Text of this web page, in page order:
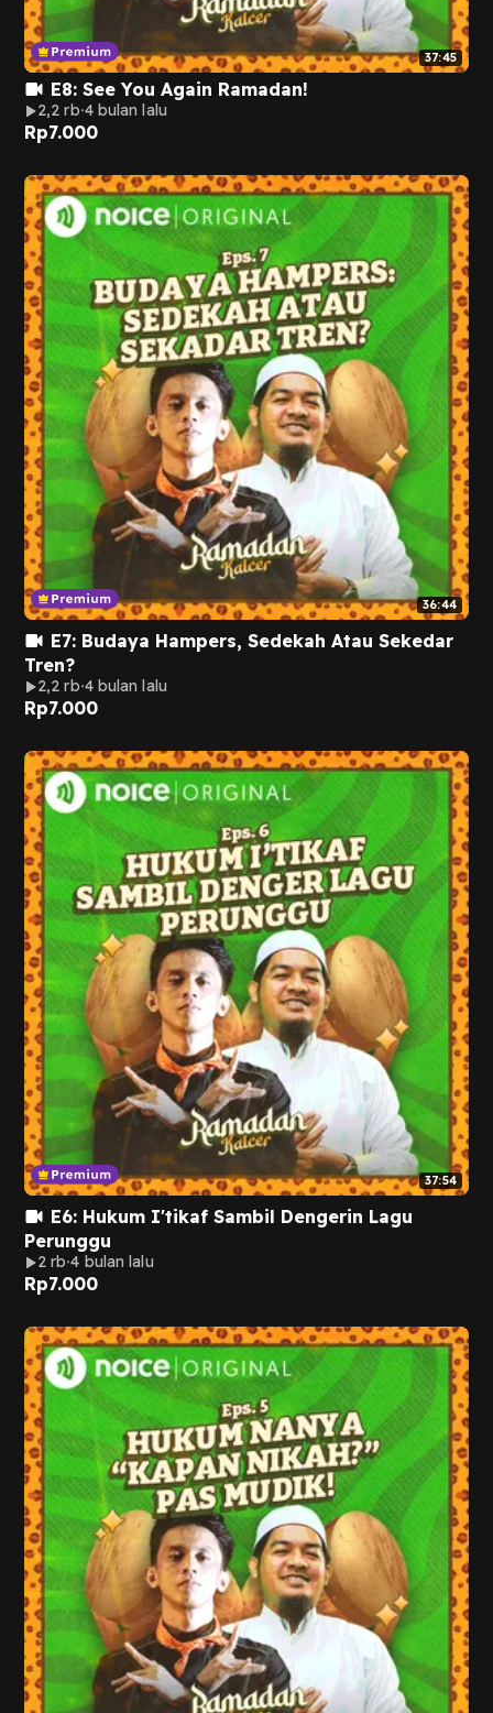
37:45
E8: See You Again Ramadan!
2,2 rb 4 bulan lalu
Rp7.000
36:44
E7: Budaya Hampers, Sedekah Atau Sekedar
Tren?
2,2 rb 4 bulan lalu
Rp7.000
37:54
E6: Hukum I'tikaf Sambil Dengerin Lagu
Perunggu
2 rb 4 bulan lalu
Rp7.000